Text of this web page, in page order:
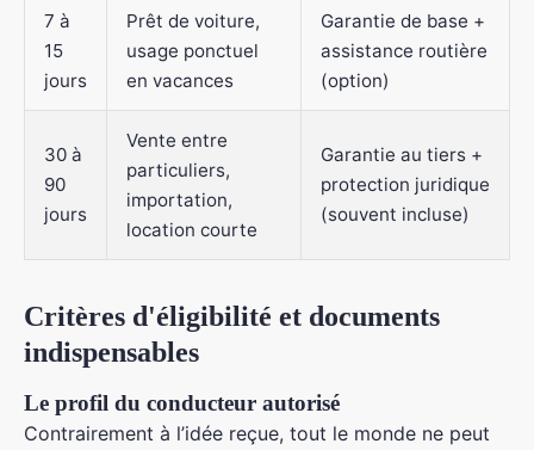
7 à
15
jours
Prêt de voiture,
usage ponctuel
en vacances
Garantie de base +
assistance routière
(option)
30 à
90
jours
Vente entre
particuliers,
importation,
location courte
Garantie au tiers +
protection juridique
(souvent incluse)
Critères d'éligibilité et documents
indispensables
Le profil du conducteur autorisé
Contrairement à l’idée reçue, tout le monde ne peut